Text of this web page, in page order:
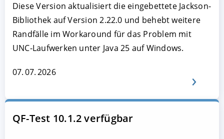
Diese Version aktualisiert die eingebettete Jackson-
Bibliothek auf Version 2.22.0 und behebt weitere
Randfälle im Workaround für das Problem mit
UNC-Laufwerken unter Java 25 auf Windows.
07. 07. 2026
QF-Test 10.1.2 verfügbar